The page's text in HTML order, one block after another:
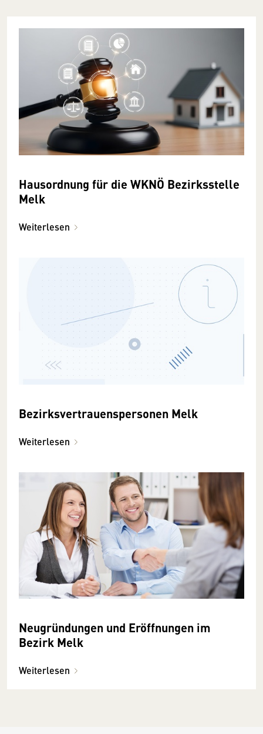
Hausordnung für die WKNÖ Bezirksstelle
Melk
Weiterlesen
Bezirksvertrauenspersonen Melk
Weiterlesen
Neugründungen und Eröffnungen im
Bezirk Melk
Weiterlesen